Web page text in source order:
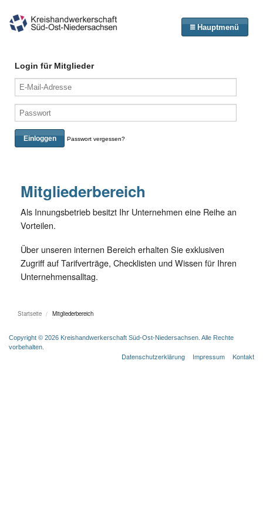
Hauptmenü
Login für Mitglieder
Einloggen Passwort vergessen?
Mitgliederbereich
Als Innungsbetrieb besitzt Ihr Unternehmen eine Reihe an
Vorteilen.
Über unseren internen Bereich erhalten Sie exklusiven
Zugriff auf Tarifverträge, Checklisten und Wissen für Ihren
Unternehmensalltag.
Startseite Mitgliederbereich
Copyright © 2026 Kreishandwerkerschaft Süd-Ost-Niedersachsen. Alle Rechte
vorbehalten.
Datenschutzerklärung Impressum Kontakt